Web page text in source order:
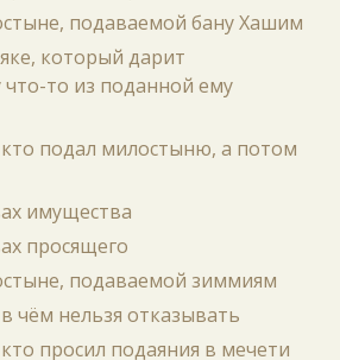
подаваемой бану Хашим
который дарит
что-то из поданной ему
подал милостыню, а потом
имущества
просящего
подаваемой зиммиям
чём нельзя отказывать
просил подаяния в мечети